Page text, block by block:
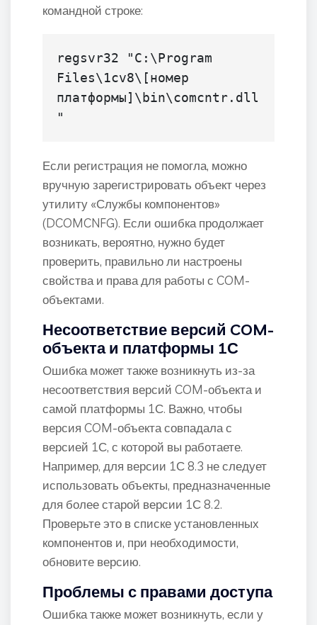
командной строке:
regsvr32 "C:\Program
Files\1cv8\[номер
платформы]\bin\comcntr.dll
"
Если регистрация не помогла, можно
вручную зарегистрировать объект через
утилиту «Службы компонентов»
(DCOMCNFG). Если ошибка продолжает
возникать, вероятно, нужно будет
проверить, правильно ли настроены
свойства и права для работы с COM-
объектами.
Несоответствие версий COM-
объекта и платформы 1С
Ошибка может также возникнуть из-за
несоответствия версий COM-объекта и
самой платформы 1С. Важно, чтобы
версия COM-объекта совпадала с
версией 1С, с которой вы работаете.
Например, для версии 1С 8.3 не следует
использовать объекты, предназначенные
для более старой версии 1С 8.2.
Проверьте это в списке установленных
компонентов и, при необходимости,
обновите версию.
Проблемы с правами доступа
Ошибка также может возникнуть, если у